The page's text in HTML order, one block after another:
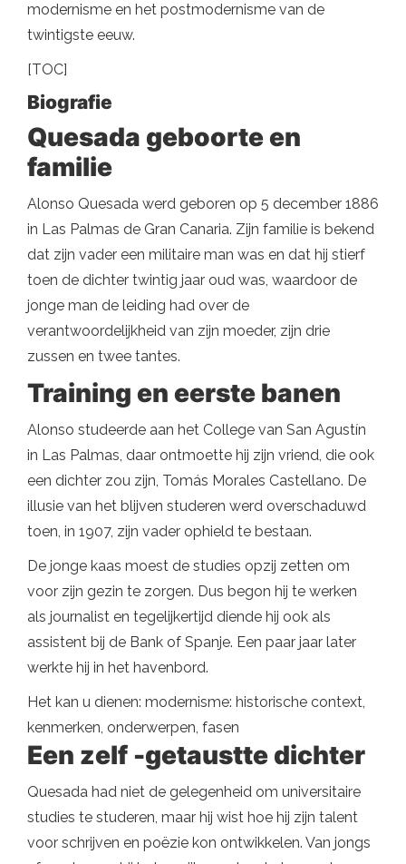
modernisme en het postmodernisme van de
twintigste eeuw.
[TOC]
Biografie
Quesada geboorte en
familie
Alonso Quesada werd geboren op 5 december 1886
in Las Palmas de Gran Canaria. Zijn familie is bekend
dat zijn vader een militaire man was en dat hij stierf
toen de dichter twintig jaar oud was, waardoor de
jonge man de leiding had over de
verantwoordelijkheid van zijn moeder, zijn drie
zussen en twee tantes.
Training en eerste banen
Alonso studeerde aan het College van San Agustín
in Las Palmas, daar ontmoette hij zijn vriend, die ook
een dichter zou zijn, Tomás Morales Castellano. De
illusie van het blijven studeren werd overschaduwd
toen, in 1907, zijn vader ophield te bestaan.
De jonge kaas moest de studies opzij zetten om
voor zijn gezin te zorgen. Dus begon hij te werken
als journalist en tegelijkertijd diende hij ook als
assistent bij de Bank of Spanje. Een paar jaar later
werkte hij in het havenbord.
Het kan u dienen: modernisme: historische context,
kenmerken, onderwerpen, fasen
Een zelf -getaustte dichter
Quesada had niet de gelegenheid om universitaire
studies te studeren, maar hij wist hoe hij zijn talent
voor schrijven en poëzie kon ontwikkelen. Van jongs